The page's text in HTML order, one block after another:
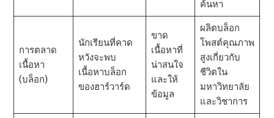
ค้นหา
การตลาด
เนื้อหา
(บล็อก)
นักเรียนที่คาด
หวังจะพบ
เนื้อหาบล็อก
ของฮาร์วาร์ด
ขาด
เนื้อหาที่
น่าสนใจ
และให้
ข้อมูล
ผลิตบล็อก
โพสต์คุณภาพ
สูงเกี่ยวกับ
ชีวิตใน
มหาวิทยาลัย
และวิชาการ